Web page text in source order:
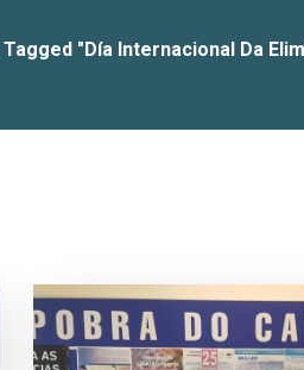
"Día Internacional Da